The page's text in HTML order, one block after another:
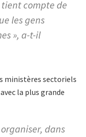
compte de
les gens
», a-t-il
ministères sectoriels
la plus grande
dans